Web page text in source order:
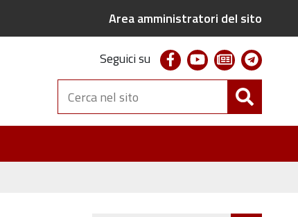
Area amministratori del sito
Seguici su facebookyoutubenewsletter
Cerca
nel
sito